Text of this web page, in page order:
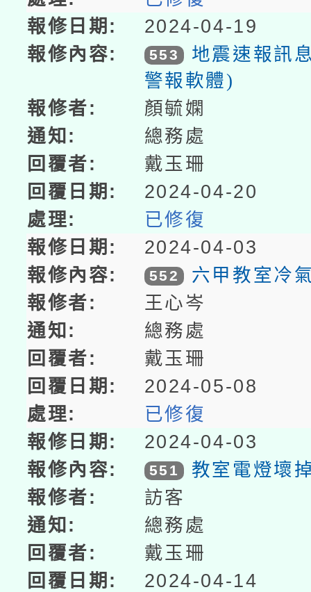
2024-04-19
553
地震速報訊
警報軟體)
顏毓嫻
總務處
戴玉珊
2024-04-20
已修復
2024-04-03
552 六甲教室冷
王心岑
總務處
戴玉珊
2024-05-08
已修復
2024-04-03
551 教室電燈壞
訪客
總務處
戴玉珊
2024-04-14